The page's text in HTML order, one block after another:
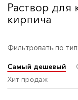
Раствор для
кирпича
Фильтровать по
Самый дешевый
Хит продаж